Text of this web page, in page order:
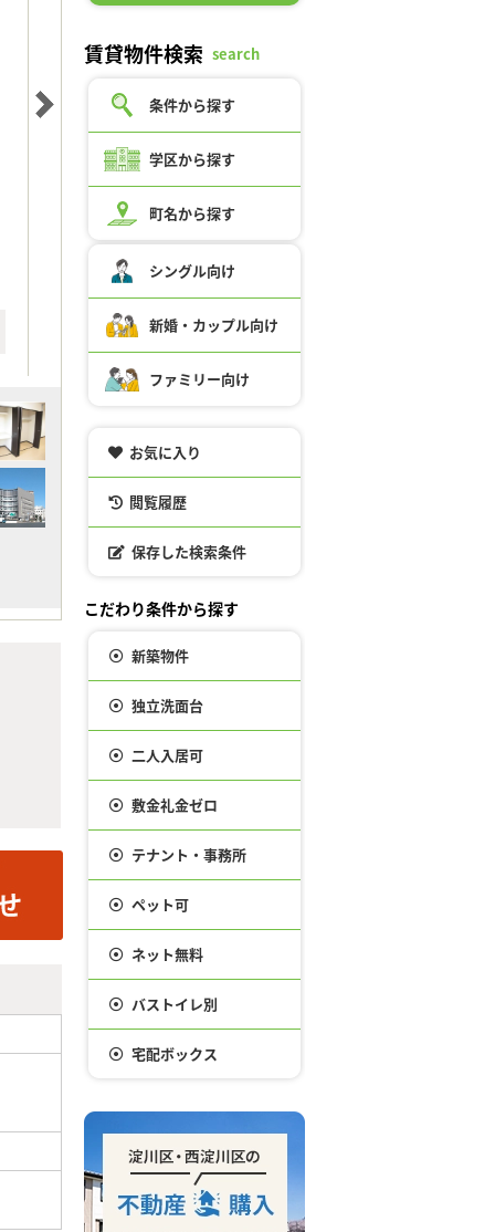
賃貸物件検索 search
条件から探す
学区から探す
町名から探す
シングル向け
新婚・カップル向け
ファミリー向け
お気に入り
閲覧履歴
保存した検索条件
こだわり条件から探す
新築物件
独立洗面台
二人入居可
敷金礼金ゼロ
テナント・事務所
ペット可
ネット無料
バストイレ別
宅配ボックス